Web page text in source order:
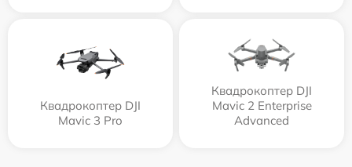
Квадрокоптер DJI
Mavic 3 Pro
Квадрокоптер DJI
Mavic 2 Enterprise
Advanced